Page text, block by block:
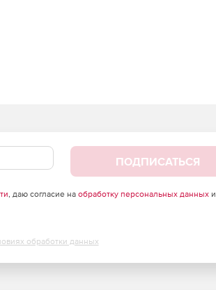
ПОДПИСАТЬСЯ
, даю согласие на обработку персональных данныхи
обработки данных